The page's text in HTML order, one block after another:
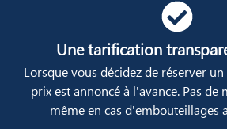
Une tarification
Lorsque vous décidez de réserver un
prix est annoncé à l'avance. Pas de
même en cas d'embouteillages